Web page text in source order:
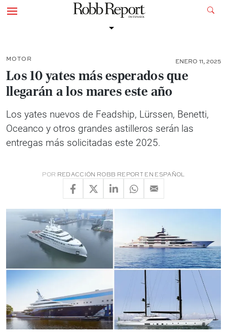
MOTOR ENERO 11, 2025
Los 10 yates más esperados que
llegarán a los mares este año
Los yates nuevos de Feadship, Lürssen, Benetti,
Oceanco y otros grandes astilleros serán las
entregas más solicitadas este 2025.
POR REDACCIÓN ROBB REPORT EN ESPAÑOL